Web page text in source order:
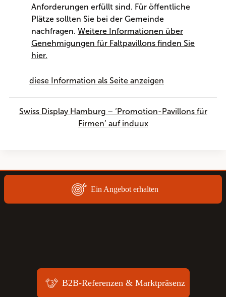
Anforderungen erfüllt sind. Für öffentliche
Plätze sollten Sie bei der Gemeinde
nachfragen. Weitere Informationen über
Genehmigungen für Faltpavillons finden Sie
hier.
diese Information als Seite anzeigen
Swiss Display Hamburg – ‘Promotion-Pavillons für
Firmen’ auf induux
Ein Angebot erhalten
B2B-Referenzen & Marktpräsenz